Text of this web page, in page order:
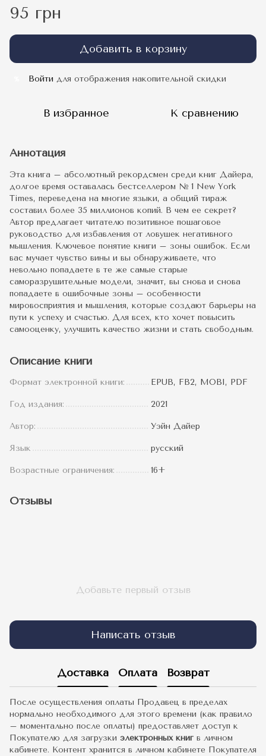
95 грн
Добавить в корзину
Войти для отображения накопительной скидки
В избранное К сравнению
Аннотация
Эта книга – абсолютный рекордсмен среди книг Дайера,
долгое время оставалась бестселлером № 1 New York
Times, переведена на многие языки, а общий тираж
составил более 35 миллионов копий. В чем ее секрет?
Автор предлагает читателю позитивное пошаговое
руководство для избавления от ловушек негативного
мышления. Ключевое понятие книги – зоны ошибок. Если
вас мучает чувство вины и вы обнаруживаете, что
невольно попадаете в те же самые старые
саморазрушительные модели, значит, вы снова и снова
попадаете в ошибочные зоны – особенности
мировосприятия и мышления, которые создают барьеры на
пути к успеху и счастью. Для всех, кто хочет повысить
самооценку, улучшить качество жизни и стать свободным.
Описание книги
Формат электронной книги: EPUB, FB2, MOBI, PDF
Год издания: 2021
Автор: Уэйн Дайер
Язык русский
Возрастные ограничения: 16+
Отзывы
Добавьте первый отзыв
Написать отзыв
Доставка Оплата Возврат
После осуществления оплаты Продавец в пределах
нормально необходимого для этого времени (как правило
– моментально после оплаты) предоставляет доступ к
Покупателю для загрузки электронных книг в личном
кабинете. Контент хранится в личном кабинете Покупателя